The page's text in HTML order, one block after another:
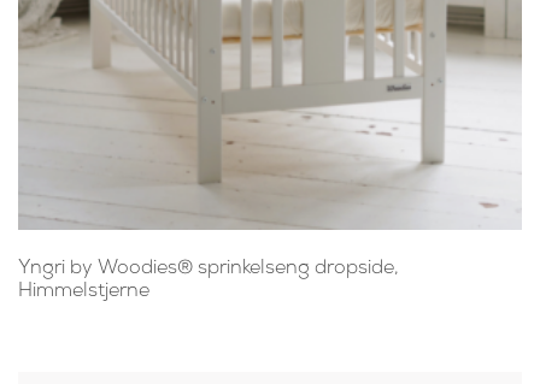
Yngri by Woodies® sprinkelseng dropside,
Himmelstjerne